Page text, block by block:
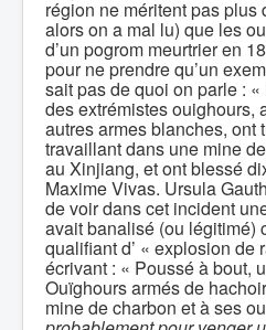
région ne méritent pas plus
alors on a mal lu) que les
d’un pogrom meurtrier en
pour ne prendre qu’un
sait pas de quoi on parle :
des extrémistes ouighours,
autres armes blanches, ont
travaillant dans une mine
au Xinjiang, et ont blessé
Maxime Vivas. Ursula
de voir dans cet incident
avait banalisé (ou légitimé)
qualifiant d’ « explosion de
écrivant : « Poussé à bout,
Ouïghours armés de
mine de charbon et à ses